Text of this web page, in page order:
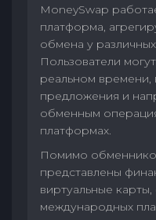
MoneySwap
платформа,
обмена у
Пользователи
реальном
предложения и
обменным
платформах.
Помимо
представлены
виртуальные
международных